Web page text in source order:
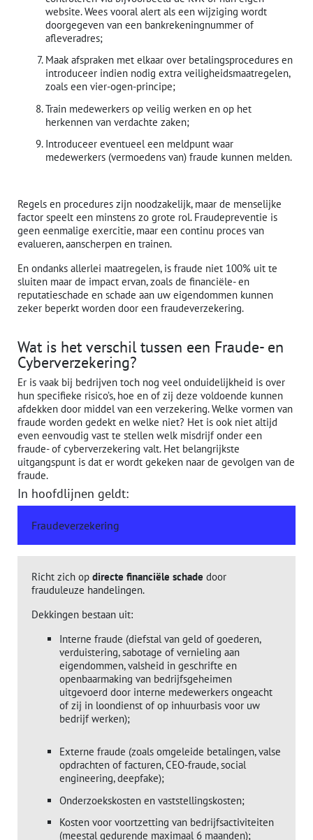
website. Wees vooral alert als een wijziging wordt
doorgegeven van een bankrekeningnummer of
afleveradres;
Maak afspraken met elkaar over betalingsprocedures en
introduceer indien nodig extra veiligheidsmaatregelen,
zoals een vier-ogen-principe;
Train medewerkers op veilig werken en op het
herkennen van verdachte zaken;
Introduceer eventueel een meldpunt waar
medewerkers (vermoedens van) fraude kunnen melden.
Regels en procedures zijn noodzakelijk, maar de menselijke
factor speelt een minstens zo grote rol. Fraudepreventie is
geen eenmalige exercitie, maar een continu proces van
evalueren, aanscherpen en trainen.
En ondanks allerlei maatregelen, is fraude niet 100% uit te
sluiten maar de impact ervan, zoals de financiële- en
reputatieschade en schade aan uw eigendommen kunnen
zeker beperkt worden door een fraudeverzekering.
Wat is het verschil tussen een Fraude- en
Cyberverzekering?
Er is vaak bij bedrijven toch nog veel onduidelijkheid is over
hun specifieke risico’s, hoe en of zij deze voldoende kunnen
afdekken door middel van een verzekering. Welke vormen van
fraude worden gedekt en welke niet? Het is ook niet altijd
even eenvoudig vast te stellen welk misdrijf onder een
fraude- of cyberverzekering valt. Het belangrijkste
uitgangspunt is dat er wordt gekeken naar de gevolgen van de
fraude.
In hoofdlijnen geldt:
Fraudeverzekering
Richt zich op directe financiële schade door
frauduleuze handelingen.
Dekkingen bestaan uit:
Interne fraude (diefstal van geld of goederen,
verduistering, sabotage of vernieling aan
eigendommen, valsheid in geschrifte en
openbaarmaking van bedrijfsgeheimen
uitgevoerd door interne medewerkers ongeacht
of zij in loondienst of op inhuurbasis voor uw
bedrijf werken);
Externe fraude (zoals omgeleide betalingen, valse
opdrachten of facturen, CEO-fraude, social
engineering, deepfake);
Onderzoekskosten en vaststellingskosten;
Kosten voor voortzetting van bedrijfsactiviteiten
(meestal gedurende maximaal 6 maanden);